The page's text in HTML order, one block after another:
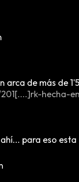
arca de más de
hecha-
para eso